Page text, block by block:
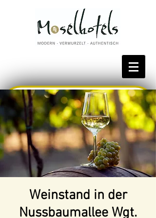
Bestpreis reservieren
Weinstand in der
Nussbaumallee Wgt.